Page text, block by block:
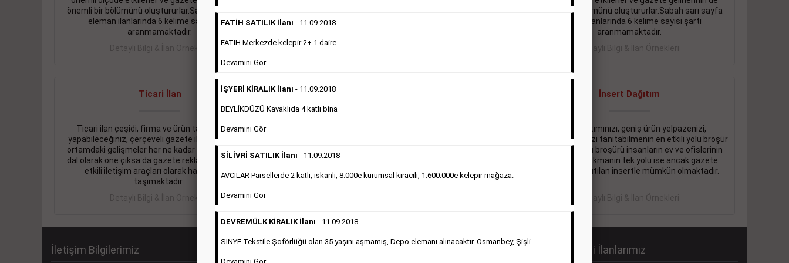
önemli bir bölümünü oluştururlar.Sabah sarı sayfa
eleman ilanlarında 6 kelime sayısı şartı
aranmamaktadır.
Detaylı Bilgi & İlan Örnekleri
eleman ilanlarında 6 kelime sayısı şartı
önemli bir bölümünü oluştururlar.Sabah sarı sayfa
eleman ilanlarında 6 kelime sayısı şartı
aranmamaktadır.
Detaylı Bilgi & İlan Örnekleri
Ticari İlan
Ticari ilan çeşidi, firma ve ürün tanıtımlarınızı
yapabileceğiniz, çerçeveli gazete ilanlarıdır. Dijital
ortamdaki gelişmeler her ne kadar ihtiyacın arttığı
dal olarak öne çıksa da gazete reklamları halen en
etkili iletişim araçları olarak hayati önem
taşımaktadır.
Detaylı Bilgi & İlan Örnekleri
ilanlara göre daha ekonomiktir.
İnsert Dağıtım
Firma tanıtımınızı, geniş ürün yelpazenizi,
promosyonlarınızı tanıtabilmenin en etkili yolu broşür
dağıtmaktır. Bu broşürü insanların ev ve ofislerinin
içine kadar sokmanın tek yolu ise ancak gazete
içerisinde dağıtılan insertle mümkün olmaktadır.
Detaylı Bilgi & İlan Örnekleri
İletişim Bilgilerimiz Kampanyalarımız Sabah Gazetesi İlanlarımız
FATİH SATILIK İlanı - 11.09.2018
FATİH Merkezde kelepir 2+ 1 daire
Devamını Gör
İŞYERİ KİRALIK İlanı - 11.09.2018
BEYLİKDÜZÜ Kavaklıda 4 katlı bina
Devamını Gör
SİLİVRİ SATILIK İlanı - 11.09.2018
AVCILAR Parsellerde 2 katlı, iskanlı, 8.000e kurumsal kiracılı, 1.600.000e kelepir mağaza.
Devamını Gör
DEVREMÜLK KİRALIK İlanı - 11.09.2018
SİNYE Tekstile Şoförlüğü olan 35 yaşını aşmamış, Depo elemanı alınacaktır. Osmanbey, Şişli